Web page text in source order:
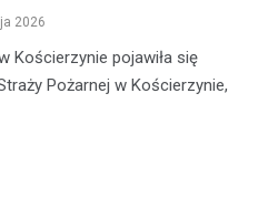
2026
Kościerzynie pojawiła się
Pożarnej w Kościerzynie,